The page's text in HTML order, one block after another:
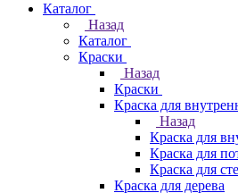
Каталог
Назад
Каталог
Краски
Назад
Краски
Краска для
Назад
Краска для
Краска для
Краска для
Краска для дерева